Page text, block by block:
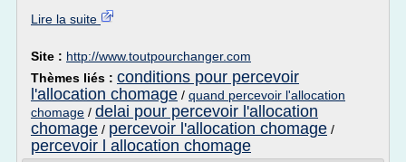
Lire la suite
Site : http://www.toutpourchanger.com
Thèmes liés : conditions pour percevoir
l'allocation chomage / quand percevoir l'allocation
chomage / delai pour percevoir l'allocation
chomage / percevoir l'allocation chomage /
percevoir l allocation chomage